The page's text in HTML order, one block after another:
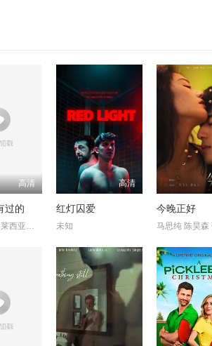
高清
过的
马克西·伊格莱西亚斯 玛嘉丽达·科切罗
高清
红灯囚爱
未知
今晚正好